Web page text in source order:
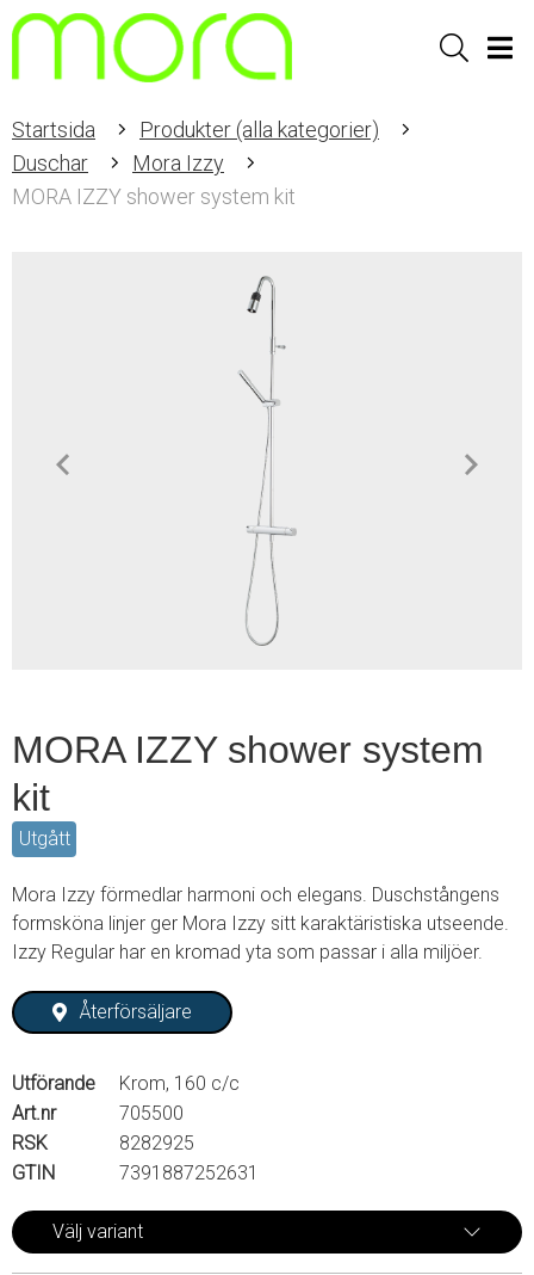
Sök
Startsida
Produkter (alla kategorier)
Duschar
Mora Izzy
MORA IZZY shower system kit
MORA IZZY shower system
kit
Utgått
Mora Izzy förmedlar harmoni och elegans. Duschstångens
formsköna linjer ger Mora Izzy sitt karaktäristiska utseende.
Izzy Regular har en kromad yta som passar i alla miljöer.
Återförsäljare
Utförande
Krom, 160 c/c
Art.nr
705500
RSK
8282925
GTIN
7391887252631
Välj variant